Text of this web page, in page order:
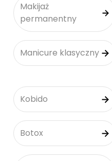
Makijaż
permanentny
Manicure klasyczny
Kobido
Botox